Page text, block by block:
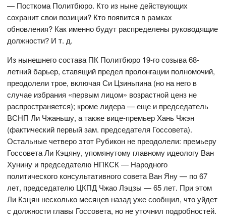
— Посткома Политбюро. Кто из ныне действующих
сохранит свои позиции? Кто появится в рамках
обновления? Как именно будут распределены руководящие
должности? И т. д.
Из нынешнего состава ПК Политбюро 19-го созыва 68-
летний барьер, ставящий предел пролонгации полномочий,
преодолели трое, включая Си Цзиньпина (но на него в
случае избрания «первым лицом» возрастной ценз не
распространяется); кроме лидера — еще и председатель
ВСНП Ли Чжаньшу, а также вице-премьер Хань Чжэн
(фактический первый зам. председателя Госсовета).
Остальные четверо этот Рубикон не преодолели: премьеру
Госсовета Ли Кэцяну, упомянутому главному идеологу Ван
Хунину и председателю НПКСК — Народного
политического консультативного совета Ван Яну — по 67
лет, председателю ЦКПД Чжао Лэцзы — 65 лет. При этом
Ли Кэцян несколько месяцев назад уже сообщил, что уйдет
с должности главы Госсовета, но не уточнил подробностей.